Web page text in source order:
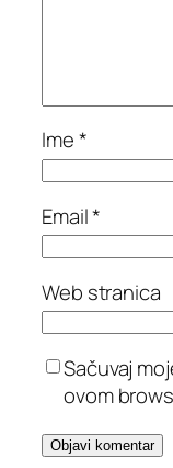
Ime*
Email*
Web stranica
Sačuvaj
ovom